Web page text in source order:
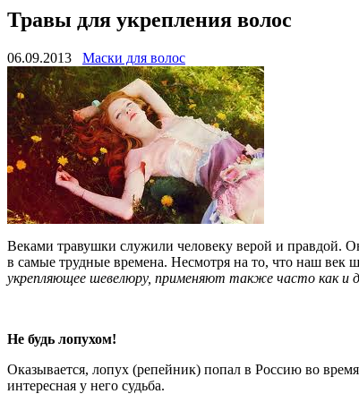
Травы для укрепления волос
06.09.2013 Маски для волос
Веками травушки служили человеку верой и правдой.
в самые трудные времена. Несмотря на то, что наш
укрепляющее шевелюру, применяют также часто как и
Не будь лопухом!
Оказывается, лопух (репейник) попал в Россию во
интересная у него судьба.